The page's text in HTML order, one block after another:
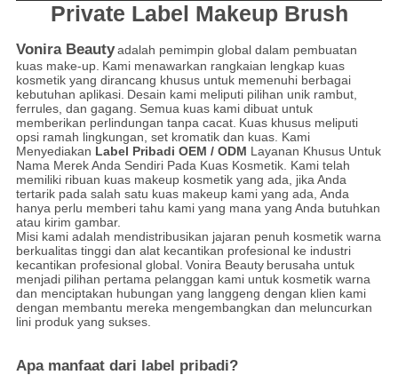
Private Label Makeup Brush
Vonira Beautyadalah pemimpin global dalam pembuatan
kuas make-up. Kami menawarkan rangkaian lengkap kuas
kosmetik yang dirancang khusus untuk memenuhi berbagai
kebutuhan aplikasi. Desain kami meliputi pilihan unik rambut,
ferrules, dan gagang. Semua kuas kami dibuat untuk
memberikan perlindungan tanpa cacat. Kuas khusus meliputi
opsi ramah lingkungan, set kromatik dan kuas. Kami
Menyediakan Label Pribadi OEM / ODM Layanan Khusus Untuk
Nama Merek Anda Sendiri Pada Kuas Kosmetik. Kami telah
memiliki ribuan kuas makeup kosmetik yang ada, jika Anda
tertarik pada salah satu kuas makeup kami yang ada, Anda
hanya perlu memberi tahu kami yang mana yang Anda butuhkan
atau kirim gambar.
Misi kami adalah mendistribusikan jajaran penuh kosmetik warna
berkualitas tinggi dan alat kecantikan profesional ke industri
kecantikan profesional global. Vonira Beauty berusaha untuk
menjadi pilihan pertama pelanggan kami untuk kosmetik warna
dan menciptakan hubungan yang langgeng dengan klien kami
dengan membantu mereka mengembangkan dan meluncurkan
lini produk yang sukses.
Apa manfaat dari label pribadi?